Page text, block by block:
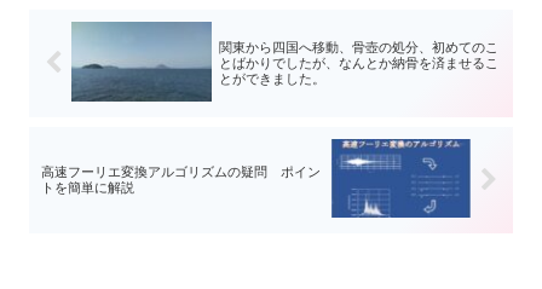
関東から四国へ移動、骨壺の処分、初めてのこ
とばかりでしたが、なんとか納骨を済ませるこ
とができました。
高速フーリエ変換アルゴリズムの疑問 ポイン
トを簡単に解説